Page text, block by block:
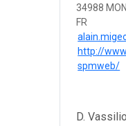
34988
FR
http://
spmweb/
D.